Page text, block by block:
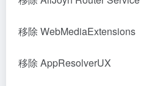
移除 WebMediaExtensions
移除 AppResolverUX